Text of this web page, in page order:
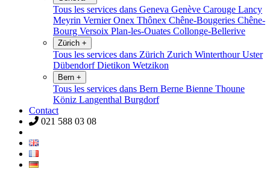
Tous les services dans Geneva Genève Carouge Lancy
Meyrin VernierOnex Thônex Chêne-Bougeries Chêne-
Bourg Versoix Plan-les-Ouates Collonge-Bellerive
Zürich +
Tous les services dans Zürich Zurich WinterthourUster
DübendorfDietikon Wetzikon
Bern +
Tous les services dans Bern Berne Bienne Thoune
Köniz Langenthal Burgdorf
Contact
021 588 03 08